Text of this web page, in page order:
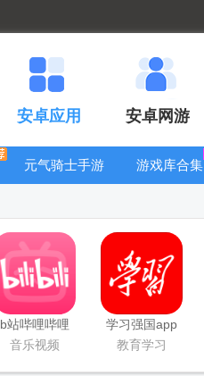
安卓应用 安卓网游
元气骑士手游
游戏库合集
b站哔哩哔哩
app手机版
音乐视频
学习强国app
手机版
教育学习